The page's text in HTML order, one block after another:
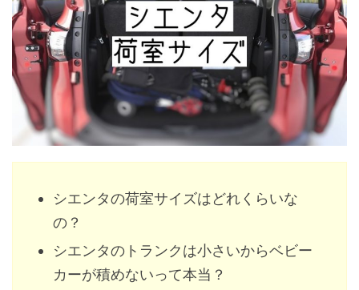
シエンタの荷室サイズはどれくらいな
の？
シエンタのトランクは小さいからベビー
カーが積めないって本当？